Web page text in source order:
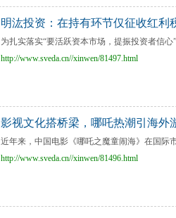
明汯投资：在持有环节仅征收红利
为扎实落实“要活跃资本市场，提振投资者信
http://www.sveda.cn//xinwen/81497.html
影视文化搭桥梁，哪吒热潮引海外
近年来，中国电影《哪吒之魔童闹海》在国际
http://www.sveda.cn//xinwen/81496.html